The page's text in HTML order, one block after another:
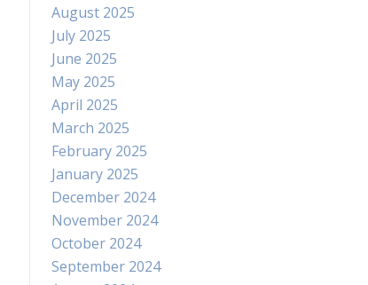
August 2025
July 2025
June 2025
May 2025
April 2025
March 2025
February 2025
January 2025
December 2024
November 2024
October 2024
September 2024